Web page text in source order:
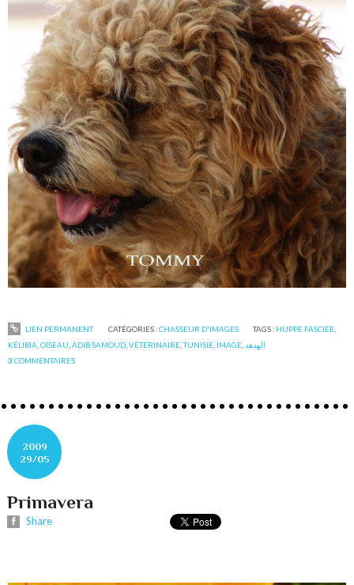
LIEN PERMANENT CATÉGORIES :CHASSEUR D'IMAGES TAGS : HUPPE FASCIÉE,
KÉLIBIA ,OISEAU ,ADIB SAMOUD ,VÉTÉRINAIRE ,TUNISIE IMAGE الهدهد
3 COMMENTAIRES
2009
29/05
Primavera
Share